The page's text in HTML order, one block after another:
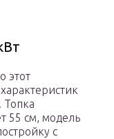
этот
Топка
55 см, модель
с